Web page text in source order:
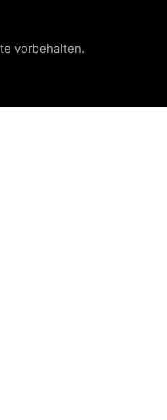
vorbehalten.